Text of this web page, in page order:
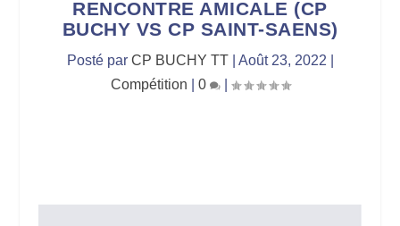
RENCONTRE AMICALE (CP
BUCHY VS CP SAINT-SAENS)
Posté par CP BUCHY TT| Août 23, 2022
Compétition
0 |